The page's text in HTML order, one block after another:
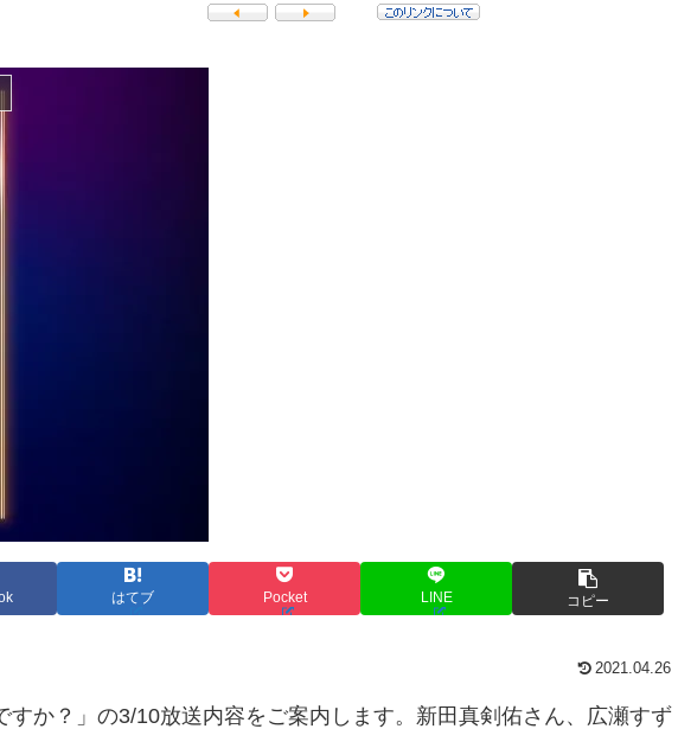
はてブ Pocket LINE コピー
2021.04.26
すか？」の3/10放送内容をご案内します。新田真剣佑さん、広瀬すず